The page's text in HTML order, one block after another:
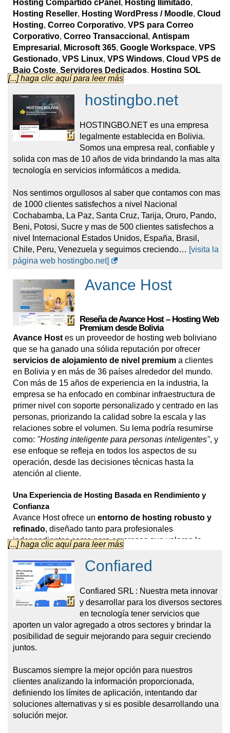
Hosting Compartido cPanel , Hosting Ilimitado,
Hosting Reseller, Hosting WordPress / Moodle, Cloud
Hosting, Correo Corporativo, VPS para Correo
Corporativo, Correo Transaccional , Antispam
Empresarial , Microsoft 365, Google Workspace, VPS
Gestionado, VPS Linux, VPS Windows, Cloud VPS de
Bajo Coste, Servidores Dedicados, Hosting SQL
Server,Certificados SSL,seguridad WAF / CDN /
DNS,Seguridad Web Streaming de Radio Online
servicios de diseño web.
La línea de hosting compartido utilizacPanel,
almacenamiento SSD, SSL Let’s Encrypt, cuentas de
correo corporativo, WordPress Toolkit, Webmail, filtrado
antispam, protección firewall/antimalware y copias de
seguridad semanales enGoogle Cloud. Los planes
almacenamiento SSD, mientras que la línea "Ilimitado"
aumenta la capacidad a 100 GB, 200 GB y 300 GB SSD
con limitaciones de uso razonable. El hosting reseller
incluyeWHM , múltiples cuentas cPanel, AutoSSL,
servidores basados en EE. UU. y gestión de hosting de
estilo marca blanca.
Bolivia ofrece planes Moodle/cloud con 2 a 6
procesadores, 4 GB a 12 GB RAM, almacenamiento
SSD, cPanel, backups, firewall y protección antimalware.
Su portafolio VPS es especialmente amplio: VPS Linux,
VPS Windows, cloud VPS de bajo coste, VPS
gestionado y paquetes VPS optimizados para correo
corporativo. Los servidores dedicados están disponibles
con procesadores de clase Xeon, memoria ECC,
almacenamiento SSD/NVMe, opciones RAID, puertos de
1 Gbps y altas asignaciones de tráfico mensual.
La empresa trabaja principalmente enespañol. Los
precios públicos se muestran comúnmente enUSDy
Bolivianos / Bs. , mientras que el área de cliente también
expone opciones de moneda que incluyen USD, BOB y
EUR.[visita la página web webhosting.com.bo]
[...] haga clic aquí para leer más
hostingbo.net
HOSTINGBO.NET es una empresa
legalmente establecida en Bolivia.
Somos una empresa real, confiable y
solida con mas de 10 años de vida brindando la mas alta
tecnología en servicios informáticos a medida.
Nos sentimos orgullosos al saber que contamos con mas
de 1000 clientes satisfechos a nivel Nacional
Cochabamba, La Paz, Santa Cruz, Tarija, Oruro, Pando,
Beni, Potosi, Sucre y mas de 500 clientes satisfechos a
nivel Internacional Estados Unidos, España, Brasil,
Chile, Peru, Venezuela y seguimos creciendo… [visita la
página web hostingbo.net]
Avance Host
Reseña de Avance Host – Hosting Web
Premium desde Bolivia
Avance Host es un proveedor de hosting web boliviano
que se ha ganado una sólida reputación por ofrecer
servicios de alojamiento de nivel premium a clientes
en Bolivia y en más de 36 países alrededor del mundo.
Con más de 15 años de experiencia en la industria, la
empresa se ha enfocado en combinar infraestructura de
primer nivel con soporte personalizado y centrado en las
personas, priorizando la calidad sobre la escala y las
relaciones sobre el volumen. Su lema podría resumirse
como: "Hosting inteligente para personas inteligentes", y
ese enfoque se refleja en todos los aspectos de su
operación, desde las decisiones técnicas hasta la
atención al cliente.
Una Experiencia de Hosting Basada en Rendimiento y
Confianza
Avance Host ofrece un entorno de hosting robusto y
refinado, diseñado tanto para profesionales
independientes como para empresas que valoran la
velocidad, estabilidad y servicio
más destacados de su plataforma se incluyen:
Discos 100% NVMe SSD
lectura/escritura ultrarrápidas
Servidor web LiteSpeedcon tecnología LScache,
ofreciendo hasta 11 veces más rendimiento
Sistema operativo CloudLinuxpara mejor
aislamiento y estabilidad entre cuentas
Backups automáticos diarios
Wasabi, y restauración en un clic mediante JetBackup
Seguridad premiumcon cPGuard, MailScanner y
OSM contra DDoS, spam, virus y malware
Entornos optimizadospara WordPress, Laravel,
Elementor PRO y Divi
[...] haga clic aquí para leer más
Confiared
Confiared SRL : Nuestra meta innovar
y desarrollar para los diversos sectores
en tecnología tener servicios que
aporten un valor agregado a otros sectores y brindar la
posibilidad de seguir mejorando para seguir creciendo
juntos.
Buscamos siempre la mejor opción para nuestros
clientes analizando la información proporcionada,
definiendo los límites de aplicación, intentando dar
soluciones alternativas y si es posible desarrollando una
solución mejor.